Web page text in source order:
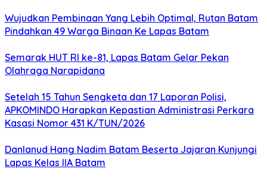
Wujudkan Pembinaan Yang Lebih Optimal, Rutan Batam
Pindahkan 49 Warga Binaan Ke Lapas Batam
Semarak HUT RI ke-81, Lapas Batam Gelar Pekan
Olahraga Narapidana
Setelah 15 Tahun Sengketa dan 17 Laporan Polisi,
APKOMINDO Harapkan Kepastian Administrasi Perkara
Kasasi Nomor 431 K/TUN/2026
Danlanud Hang Nadim Batam Beserta Jajaran Kunjungi
Lapas Kelas IIA Batam